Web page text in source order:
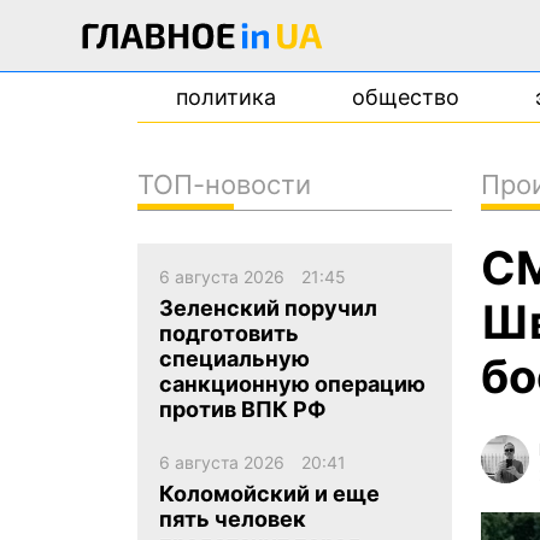
политика общество
ТОП-новости
6 августа 2026 21:45
Зеленский поручил
подготовить
специальную
санкционную операцию
против ВПК РФ
6 августа 2026 20:41
Коломойский и еще
пять человек